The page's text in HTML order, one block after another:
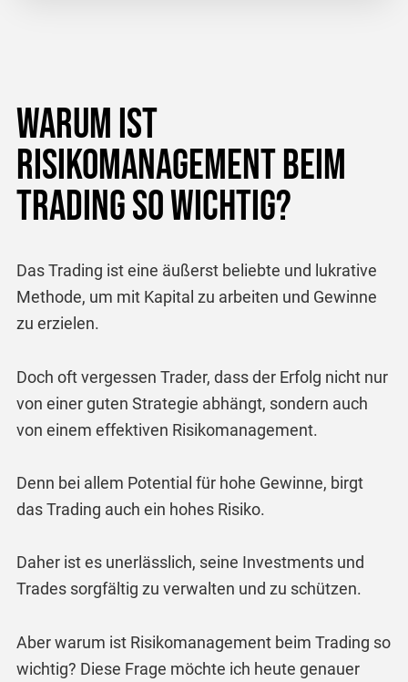
Warum ist
Risikomanagement beim
Trading so wichtig?
Das Trading ist eine äußerst beliebte und lukrative
Methode, um mit Kapital zu arbeiten und Gewinne
zu erzielen.
Doch oft vergessen Trader, dass der Erfolg nicht nur
von einer guten Strategie abhängt, sondern auch
von einem effektiven Risikomanagement.
Denn bei allem Potential für hohe Gewinne, birgt
das Trading auch ein hohes Risiko.
Daher ist es unerlässlich, seine Investments und
Trades sorgfältig zu verwalten und zu schützen.
Aber warum ist Risikomanagement beim Trading so
wichtig? Diese Frage möchte ich heute genauer